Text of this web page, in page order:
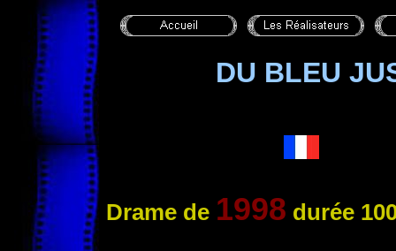
DU BLEU
Drame de 1998 durée